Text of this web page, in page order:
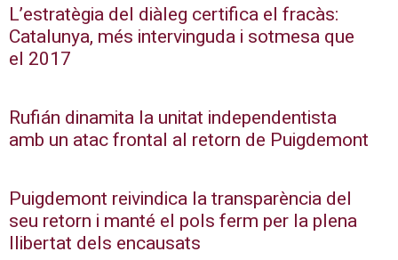
L’estratègia del diàleg certifica el fracàs:
Catalunya, més intervinguda i sotmesa que
el 2017
Rufián dinamita la unitat independentista
amb un atac frontal al retorn de Puigdemont
Puigdemont reivindica la transparència del
seu retorn i manté el pols ferm per la plena
llibertat dels encausats